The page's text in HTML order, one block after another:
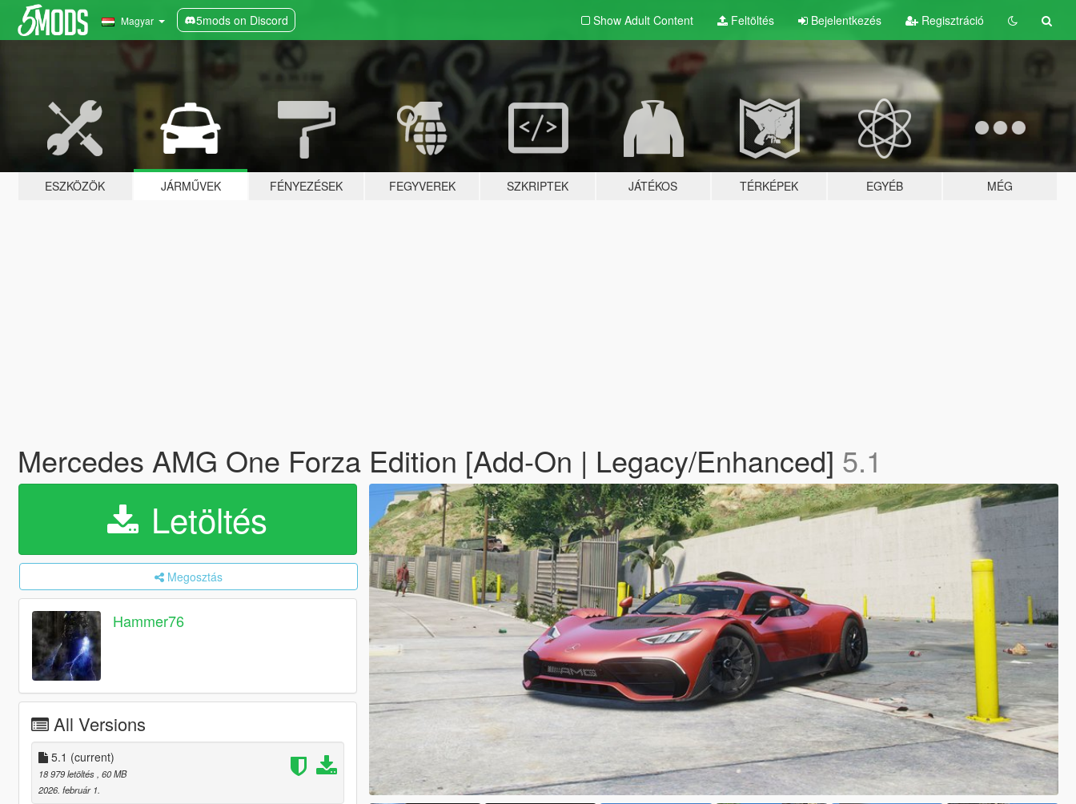
Magyar 5mods on Discord Show Adult Content Feltöltés Bejelentkezés Regisztráció
ESZKÖZÖK JÁRMŰVEK FÉNYEZÉSEK FEGYVEREK SZKRIPTEK JÁTÉKOS TÉRKÉPEK EGYÉB MÉG
Mercedes AMG One Forza Edition [Add-On | Legacy/Enhanced] 5.1
Letöltés
Megosztás
Hammer76
All Versions
5.1 (current)
18 979 letöltés , 60 MB
2026. február 1.